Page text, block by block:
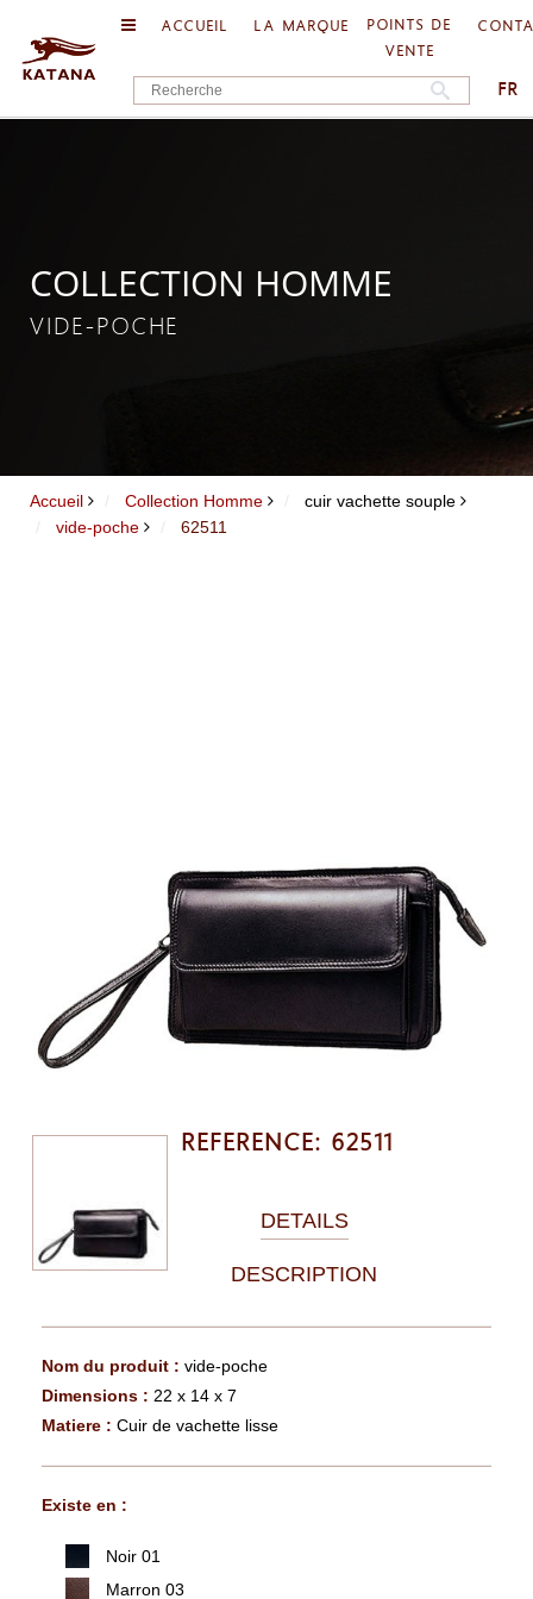
ACCUEIL LA MARQUE
POINTS DE
VENTE
FR
COLLECTION HOMME
VIDE-POCHE
Accueil Collection Homme
cuir vachette souple
vide-poche
62511
REFERENCE: 62511
DETAILS
DESCRIPTION
Nom du produit : vide-poche
Dimensions : 22 x 14 x 7
Matiere : Cuir de vachette lisse
Existe en :
Noir 01
Marron 03